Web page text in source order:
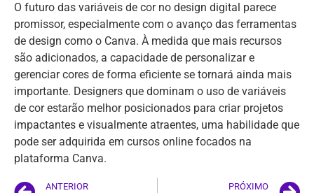
O futuro das variáveis de cor no design digital parece
promissor, especialmente com o avanço das ferramentas
de design como o Canva. À medida que mais recursos
são adicionados, a capacidade de personalizar e
gerenciar cores de forma eficiente se tornará ainda mais
importante. Designers que dominam o uso de variáveis
de cor estarão melhor posicionados para criar projetos
impactantes e visualmente atraentes, uma habilidade que
pode ser adquirida em cursos online focados na
plataforma Canva.
ANTERIOR
PRÓXIMO